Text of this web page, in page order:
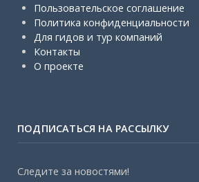
Пользовательское соглашение
Политика конфиденциальности
Для гидов и тур компаний
Контакты
О проекте
ПОДПИСАТЬСЯ НА РАССЫЛКУ
Следите за новостями!